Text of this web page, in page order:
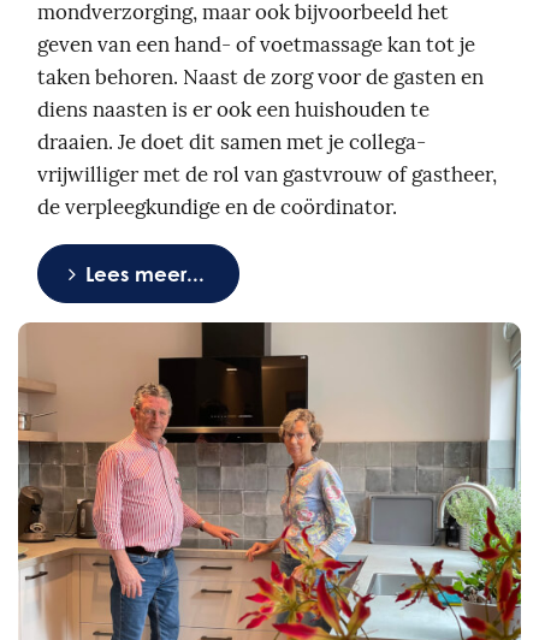
mondverzorging, maar ook bijvoorbeeld het
geven van een hand- of voetmassage kan tot je
taken behoren. Naast de zorg voor de gasten en
diens naasten is er ook een huishouden te
draaien. Je doet dit samen met je collega-
vrijwilliger met de rol van gastvrouw of gastheer,
de verpleegkundige en de coördinator.
Lees meer...